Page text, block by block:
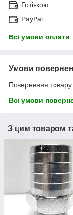
Готівкою
PayPal
Всі умови оплати
Умови
Повернення
Всі умови
З цим товаром